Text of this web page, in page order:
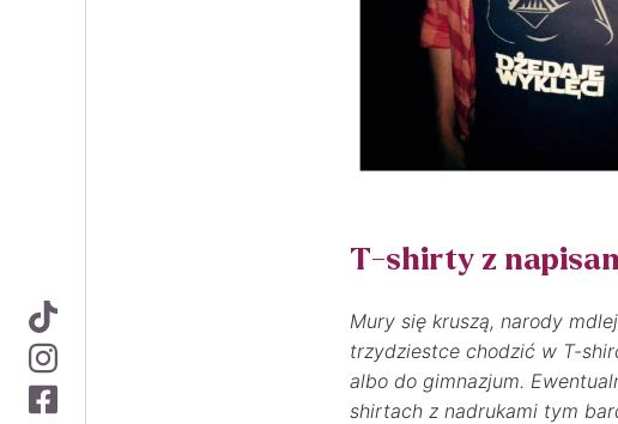
T-shirty z
Mury się kruszą, narody
trzydziestce chodzić w T-
albo do gimnazjum.
shirtach z nadrukami tym